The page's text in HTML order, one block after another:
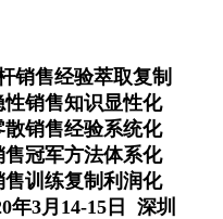
销售经验萃取复制
性销售知识显性化
散销售经验系统化
售冠军方法体系化
售训练复制利润化
年3月14-15日 深圳